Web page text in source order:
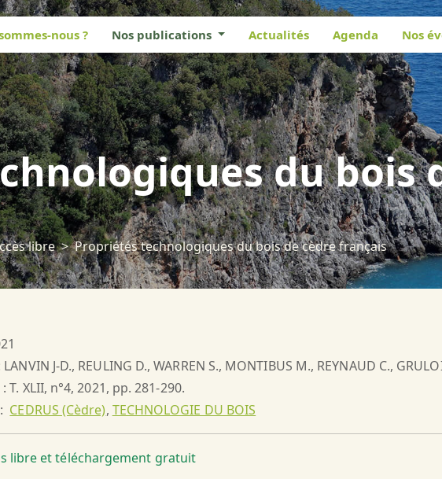
nous ? Nos publications Actualités Agenda Nos
du bois
libre Propriétés technologiques du bois de cèdre français
J-D., REULING D., WARREN S., MONTIBUS M., REYNAUD C.,
T. XLII, n°4, 2021, pp. 281-290.
CEDRUS (Cèdre), TECHNOLOGIE DU BOIS
libre et téléchargement gratuit